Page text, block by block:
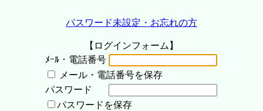
パスワード未設定・お忘れの方
【ログインフォーム】
ﾒｰﾙ・電話番号
メール・電話番号を保存
パスワード
パスワードを保存